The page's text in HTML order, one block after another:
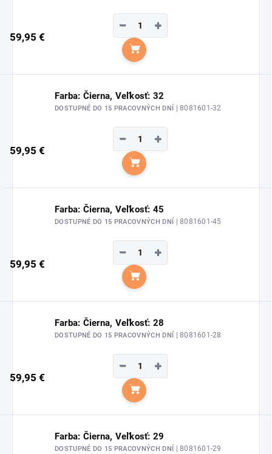
59,95 €
+
−
Do košíka
Farba: Čierna, Veľkosť: 32
DOSTUPNÉ DO 15 PRACOVNÝCH DNÍ | 8081601-32
59,95 €
+
−
Do košíka
Farba: Čierna, Veľkosť: 45
DOSTUPNÉ DO 15 PRACOVNÝCH DNÍ | 8081601-45
59,95 €
+
−
Do košíka
Farba: Čierna, Veľkosť: 28
DOSTUPNÉ DO 15 PRACOVNÝCH DNÍ | 8081601-28
59,95 €
+
−
Do košíka
Farba: Čierna, Veľkosť: 29
DOSTUPNÉ DO 15 PRACOVNÝCH DNÍ | 8081601-29